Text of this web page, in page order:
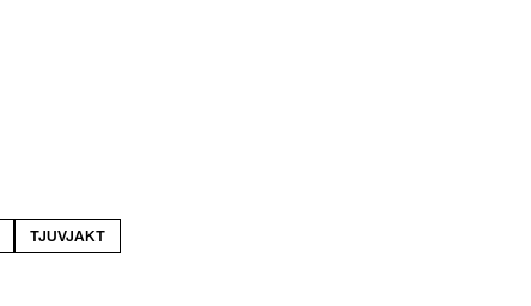
TJUVJAKT